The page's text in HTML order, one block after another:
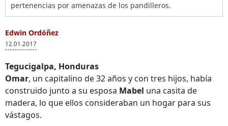
pertenencias por amenazas de los pandilleros.
Edwin Ordóñez
12.01.2017
Tegucigalpa, Honduras
Omar, un capitalino de 32 años y con tres hijos, había
construido junto a su esposa Mabel una casita de
madera, lo que ellos consideraban un hogar para sus
vástagos.